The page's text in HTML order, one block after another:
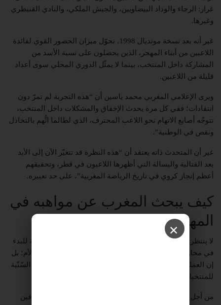
غرار: الرجاء والوداد البيضاويين، والجيش الملكي، والنادي القنيطري
وغيرها.
غير أنه بعد نسخة مونديال 1998، تحوّل ميزان الحضور القوي لفائدة
اللاعبين من أبناء المهجر، الذين يحصلون على نسبة الأسد من
المشاركة داخل المنتخب، بينما لا يمثّل الدوري المحلي سوى أعداد
قليلة من اللاعبين.
ويرى الإعلامي المغربي محمد ياسين أن “هذه التجربة لم تمرّ دون
انتقادات؛ ففي كل مرة يحدث الإخفاق والمشكلات داخل المنتخب،
تتوجّه أصابع الاتهام نحو اللاعب المحترف، الذي لطالما اتُّهم بالتخاذل
ونقص في الوطنية”.
غير أن المتحدث ذاته يعتقد أن “هذه النظرة قد تتغيّر الآن إلى الأبد
بعد القتالية والبسالة التي أظهرها اللاعبون في قطر، وتحقيقهم
أعظم إنجاز كروي في تاريخ الرياضة المغربية”، على حد تعبيره.
كيف يبحث المغرب عن مواهبه في
المهجر؟
لا ينتظر المغاربة بزوغ النجوم في سماء كبار الدوريات والأندية للبدء
في محاولات إقناعهم بتمثيل بلدهم الأصلي عوضًا عن بلدهم الأم؛ بل
إن العملية تبدأ في وقت مبكر جدًا، داخل الأكاديميات والفئات السّنّية
للمنتخبات.
من أجل ذلك، وظّف الاتحاد المغربي للعبة مجموعة من الكشّافين
✕